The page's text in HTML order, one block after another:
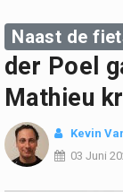
Naast de
der Poel
Mathieu
Kevin
03 Juni